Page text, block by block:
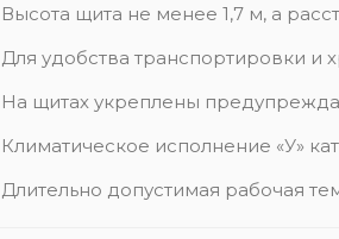
Высота щита не менее 1,7 м, а
Для удобства транспортировки
На щитах укреплены
Климатическое исполнение «У»
Длительно допустимая рабочая